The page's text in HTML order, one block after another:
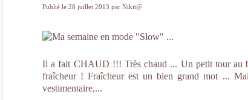
Publié le 28 juillet 2013 par Nikit@
Il a fait CHAUD !!! Très chaud ... Un petit tour au
fraîcheur ! Fraîcheur est un bien grand mot ...
vestimentaire,...